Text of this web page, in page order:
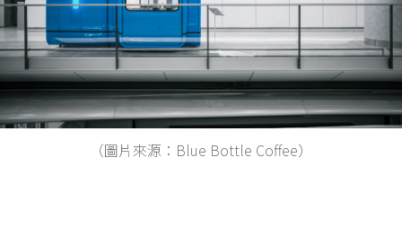
（圖片來源：Blue Bottle Coffee）